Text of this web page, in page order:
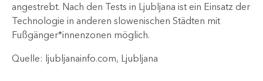
angestrebt. Nach den Tests in Ljubljana ist ein Einsatz der
Technologie in anderen slowenischen Städten mit
Fußgänger*innenzonen möglich. ​
Quelle: ljubljanainfo.com, Ljubljana